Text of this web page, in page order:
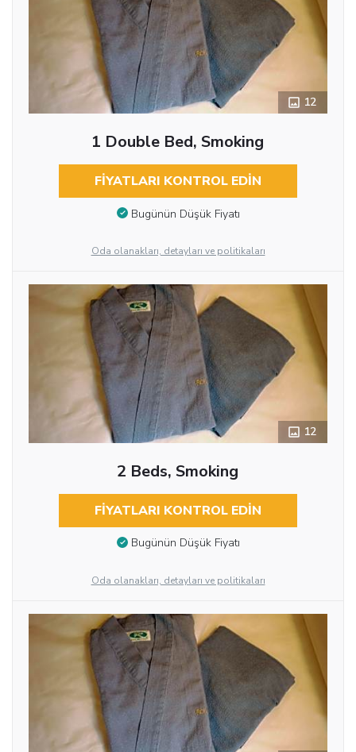
12
1 Double Bed, Smoking
FIYATLARI KONTROL EDIN
Bugünün Düşük Fiyatı
Oda olanakları, detayları ve politikaları
12
2 Beds, Smoking
FIYATLARI KONTROL EDIN
Bugünün Düşük Fiyatı
Oda olanakları, detayları ve politikaları